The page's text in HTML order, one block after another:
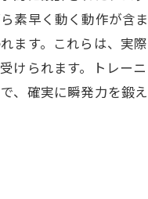
素早く動く動作が含
ます。これらは、実
けられます。トレー
、確実に瞬発力を鍛